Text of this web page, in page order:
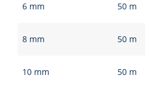
6 mm 50 m
8 mm 50 m
10 mm 50 m